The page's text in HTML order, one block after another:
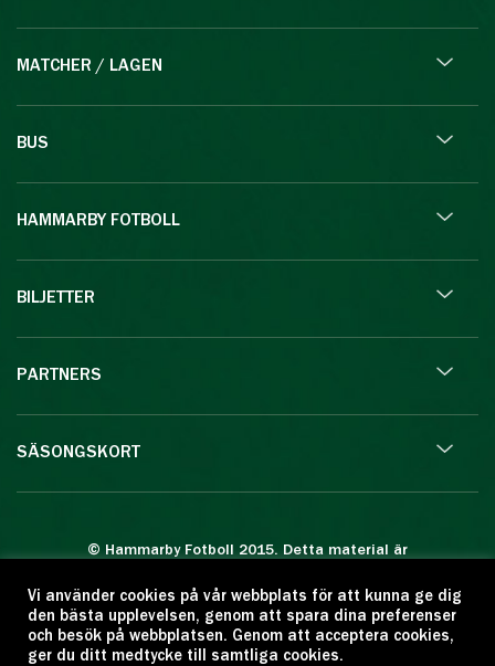
MATCHER / LAGEN
BUS
HAMMARBY FOTBOLL
BILJETTER
PARTNERS
SÄSONGSKORT
© Hammarby Fotboll 2015. Detta material är
Eftertryck eller annan kopiering är förbjuden.
Citera oss gärna men ange källan:
www.hammarbyfotboll.se. Ansvarig utgivare:
Vi använder cookies på vår webbplats för att kunna ge dig
den bästa upplevelsen, genom att spara dina preferenser
och besök på webbplatsen. Genom att acceptera cookies,
ger du ditt medtycke till samtliga cookies.